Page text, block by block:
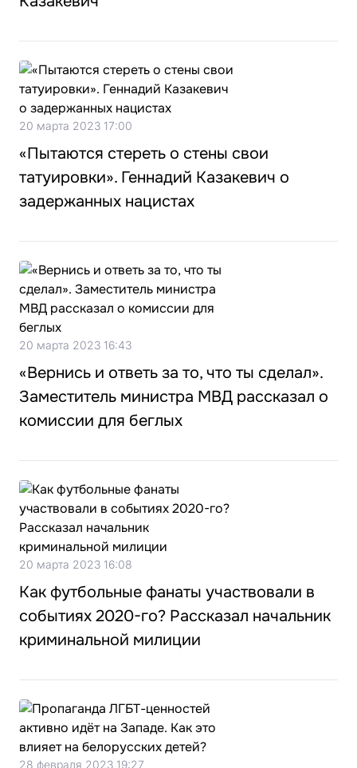
20 марта 2023 17:00
«Пытаются стереть о стены свои
татуировки». Геннадий Казакевич о
задержанных нацистах
20 марта 2023 16:43
«Вернись и ответь за то, что ты сделал».
Заместитель министра МВД рассказал о
комиссии для беглых
20 марта 2023 16:08
Как футбольные фанаты участвовали в
событиях 2020-го? Рассказал начальник
криминальной милиции
28 февраля 2023 19:27